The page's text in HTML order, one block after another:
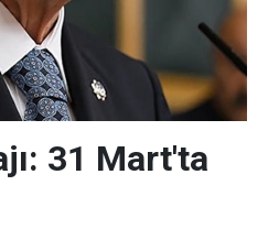
31 Mart'ta